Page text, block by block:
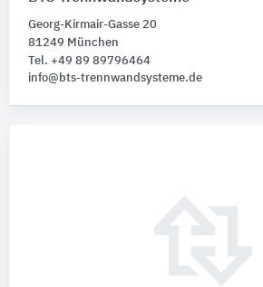
Georg-Kirmair-Gasse 20
81249 München
Tel. +49 89 89796464
info@bts-trennwandsysteme.de